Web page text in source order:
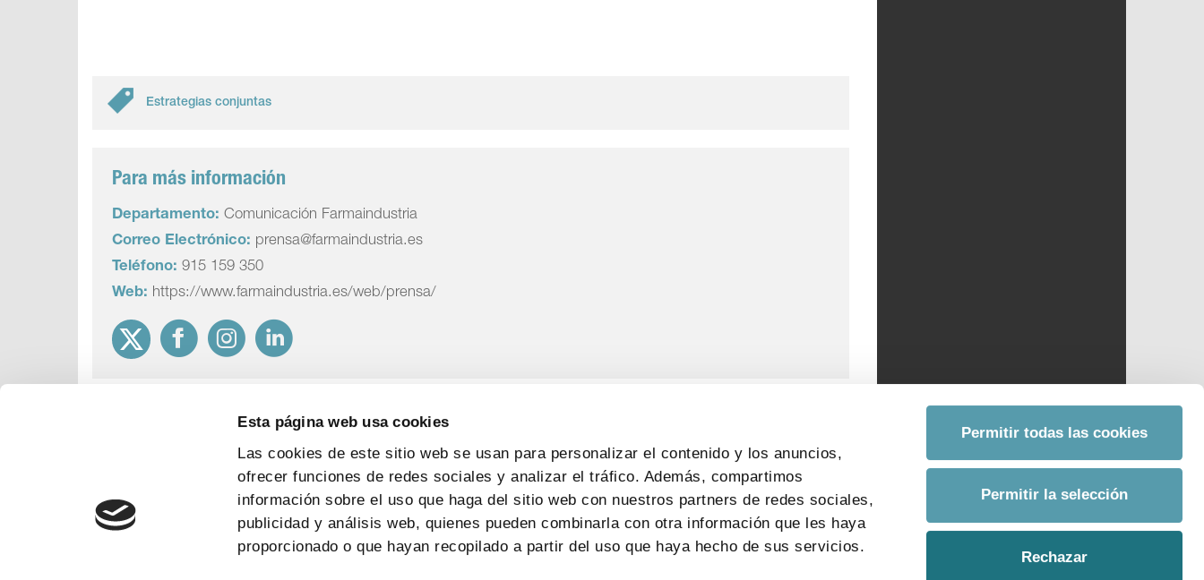
Esta página web usa cookies
Las cookies de este sitio web se usan para personalizar el contenido y los anuncios,
ofrecer funciones de redes sociales y analizar el tráfico. Además, compartimos
información sobre el uso que haga del sitio web con nuestros partners de redes sociales,
publicidad y análisis web, quienes pueden combinarla con otra información que les haya
proporcionado o que hayan recopilado a partir del uso que haya hecho de sus servicios.
Permitir todas las cookies
Permitir la selección
Rechazar
Estrategias conjuntas
Para más información
Departamento: Comunicación Farmaindustria
Correo Electrónico: prensa@farmaindustria.es
Teléfono: 915 159 350
Web: https://www.farmaindustria.es/web/prensa/